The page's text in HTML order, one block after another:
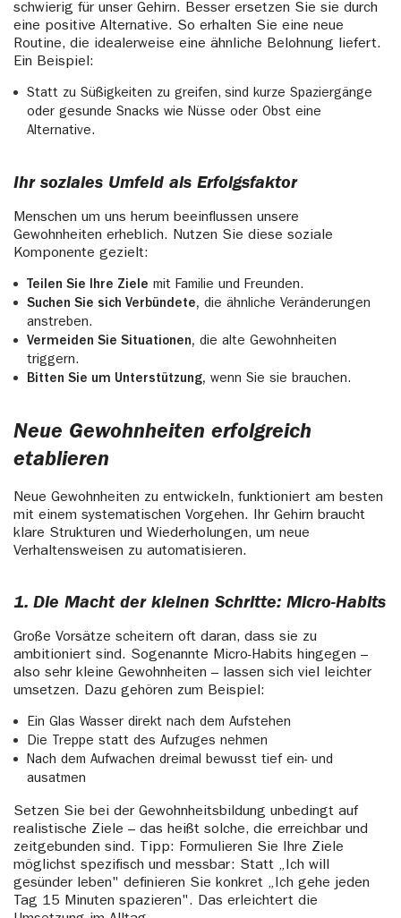
schwierig für unser Gehirn. Besser ersetzen Sie sie durch
eine positive Alternative. So erhalten Sie eine neue
Routine, die idealerweise eine ähnliche Belohnung liefert.
Ein Beispiel:
Statt zu Süßigkeiten zu greifen, sind kurze Spaziergänge
oder gesunde Snacks wie Nüsse oder Obst eine
Alternative.
Ihr soziales Umfeld als Erfolgsfaktor
Menschen um uns herum beeinflussen unsere
Gewohnheiten erheblich. Nutzen Sie diese soziale
Komponente gezielt:
Teilen Sie Ihre Ziele mit Familie und Freunden.
Suchen Sie sich Verbündete, die ähnliche Veränderungen
anstreben.
Vermeiden Sie Situationen, die alte Gewohnheiten
triggern.
Bitten Sie um Unterstützung, wenn Sie sie brauchen.
Neue Gewohnheiten erfolgreich
etablieren
Neue Gewohnheiten zu entwickeln, funktioniert am besten
mit einem systematischen Vorgehen. Ihr Gehirn braucht
klare Strukturen und Wiederholungen, um neue
Verhaltensweisen zu automatisieren.
1. Die Macht der kleinen Schritte: Micro-Habits
Große Vorsätze scheitern oft daran, dass sie zu
ambitioniert sind. Sogenannte Micro-Habits hingegen –
also sehr kleine Gewohnheiten – lassen sich viel leichter
umsetzen. Dazu gehören zum Beispiel:
Ein Glas Wasser direkt nach dem Aufstehen
Die Treppe statt des Aufzuges nehmen
Nach dem Aufwachen dreimal bewusst tief ein- und
ausatmen
Setzen Sie bei der Gewohnheitsbildung unbedingt auf
realistische Ziele – das heißt solche, die erreichbar und
zeitgebunden sind. Tipp: Formulieren Sie Ihre Ziele
möglichst spezifisch und messbar: Statt „Ich will
gesünder leben" definieren Sie konkret „Ich gehe jeden
Tag 15 Minuten spazieren". Das erleichtert die